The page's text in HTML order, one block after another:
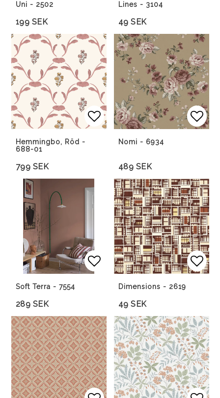
Uni - 2502
199 SEK
Lines - 3104
49 SEK
Lägg till i favoritlistan
Hemmingbo, Röd -
688-01
799 SEK
Nomi - 6934
489 SEK
Lägg till i favoritlistan
Lägg till i favoritlistan
Soft Terra - 7554
289 SEK
Dimensions - 2619
49 SEK